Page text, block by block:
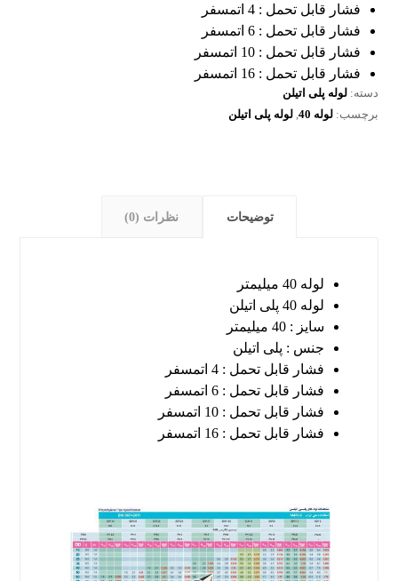
فشار قابل تحمل : 4 اتمسفر
فشار قابل تحمل : 6 اتمسفر
فشار قابل تحمل : 10 اتمسفر
فشار قابل تحمل : 16 اتمسفر
دسته:لوله پلی اتیلن
برچسب:لوله 40 ,لوله پلی اتیلن
توضیحات نظرات (0)
لوله 40 میلیمتر
لوله 40 پلی اتیلن
سایز : 40 میلیمتر
جنس : پلی اتیلن
فشار قابل تحمل : 4 اتمسفر
فشار قابل تحمل : 6 اتمسفر
فشار قابل تحمل : 10 اتمسفر
فشار قابل تحمل : 16 اتمسفر